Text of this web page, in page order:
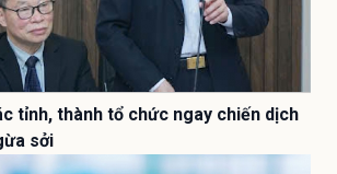
tỉnh, thành tổ chức ngay chiến dịch
sởi